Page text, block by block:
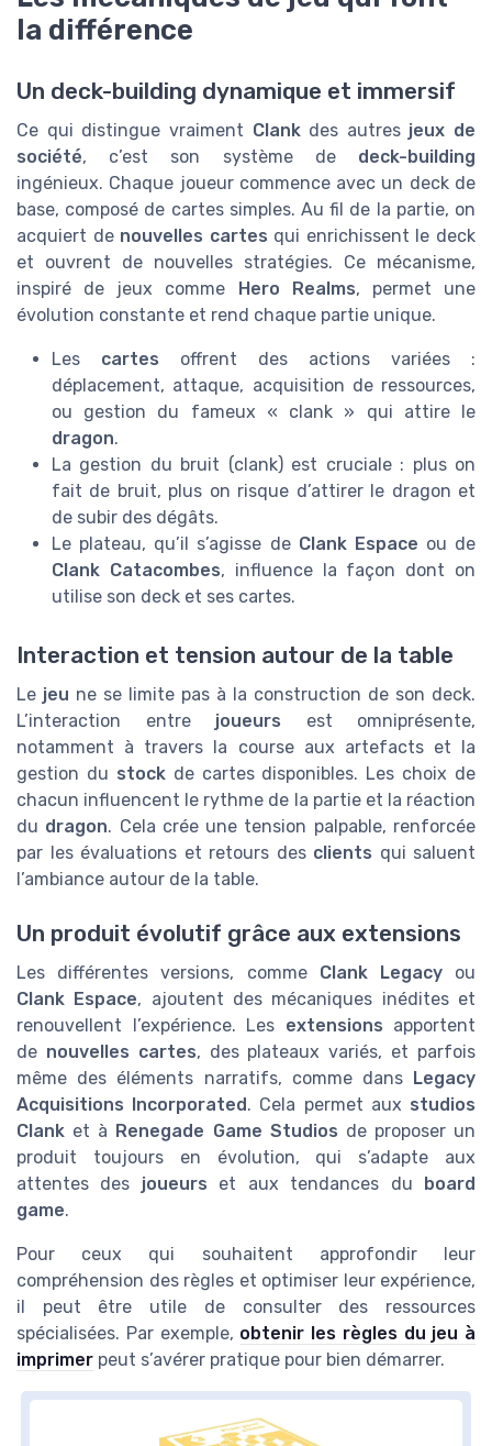
la différence
Un deck-building dynamique et immersif
Ce qui distingue vraiment Clankdes autres jeux de
société, c’est son système de deck-building
ingénieux. Chaque joueur commence avec un deck de
base, composé de cartes simples. Au fil de la partie, on
acquiert de nouvelles cartes qui enrichissent le deck
et ouvrent de nouvelles stratégies. Ce mécanisme,
inspiré de jeux comme
Hero Realms, permet une
évolution constante et rend chaque partie unique.
Les cartes offrent des actions variées :
déplacement, attaque, acquisition de ressources,
ou gestion du fameux « clank » qui attire le
dragon.
La gestion du bruit (clank) est cruciale : plus on
fait de bruit, plus on risque d’attirer le dragon et
de subir des dégâts.
Le plateau, qu’il s’agisse de Clank Espace ou de
Clank Catacombes, influence la façon dont on
utilise son deck et ses cartes.
Interaction et tension autour de la table
Le jeu ne se limite pas à la construction de son deck.
L’interaction entre joueurs est omniprésente,
notamment à travers la course aux artefacts et la
gestion du stockde cartes disponibles. Les choix de
chacun influencent le rythme de la partie et la réaction
du dragon. Cela crée une tension palpable, renforcée
par les évaluations et retours des clients qui saluent
l’ambiance autour de la table.
Un produit évolutif grâce aux extensions
Les différentes versions, comme Clank Legacyou
Clank Espace, ajoutent des mécaniques inédites et
renouvellent l’expérience. Les extensions apportent
de nouvelles cartes, des plateaux variés, et parfois
même des éléments narratifs, comme dans Legacy
Acquisitions Incorporated. Cela permet aux studios
Clank et à Renegade Game Studios de proposer un
produit toujours en évolution, qui s’adapte aux
attentes des joueurs et aux tendances du board
game.
Pour ceux qui souhaitent approfondir leur
compréhension des règles et optimiser leur expérience,
il peut être utile de consulter des ressources
spécialisées. Par exemple, obtenir les règles du jeu à
imprimer peut s’avérer pratique pour bien démarrer.